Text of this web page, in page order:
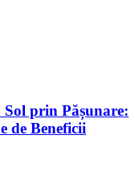
Sol prin Pășunare:
de Beneficii